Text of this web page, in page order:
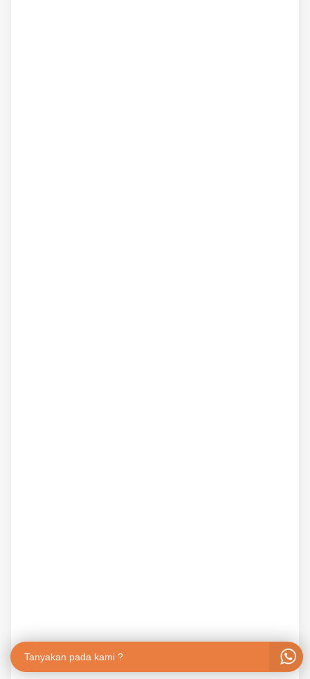
Tanyakan pada kami ?